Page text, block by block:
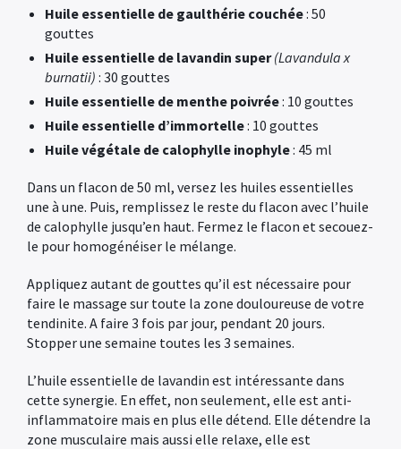
Huile essentielle de gaulthérie couchée: 50
gouttes
Huile essentielle de lavandin super(Lavandula x
burnatii) : 30 gouttes
Huile essentielle de menthe poivrée: 10 gouttes
Huile essentielle d’immortelle: 10 gouttes
Huile végétale de calophylle inophyle: 45 ml
Dans un flacon de 50 ml, versez les huiles essentielles
une à une. Puis, remplissez le reste du flacon avec l’huile
de calophylle jusqu’en haut. Fermez le flacon et secouez-
le pour homogénéiser le mélange.
Appliquez autant de gouttes qu’il est nécessaire pour
faire le massage sur toute la zone douloureuse de votre
tendinite. A faire 3 fois par jour, pendant 20 jours.
Stopper une semaine toutes les 3 semaines.
L’huile essentielle de lavandin est intéressante dans
cette synergie. En effet, non seulement, elle est anti-
inflammatoire mais en plus elle détend. Elle détendre la
zone musculaire mais aussi elle relaxe, elle est